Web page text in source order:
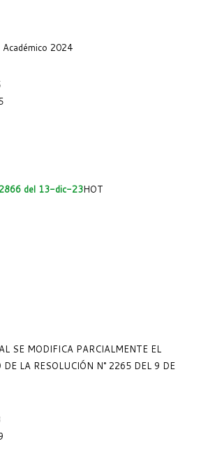
Académico 2024
del 13-dic-23HOT
SE MODIFICA PARCIALMENTE EL
DE LA RESOLUCIÓN N° 2265 DEL 9 DE